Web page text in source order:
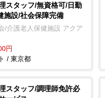
スタッフ/無資格可/日勤
施設/社会保障完備
/介護老人保健施設 アクア
円
/ 東京都
スタッフ/調理師免許必